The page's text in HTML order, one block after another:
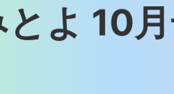
とよ 10